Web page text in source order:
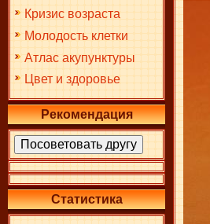
Кризис возраста
Молодость клетки
Атлас акупунктуры
Цвет и здоровье
Рекомендация
Статистика